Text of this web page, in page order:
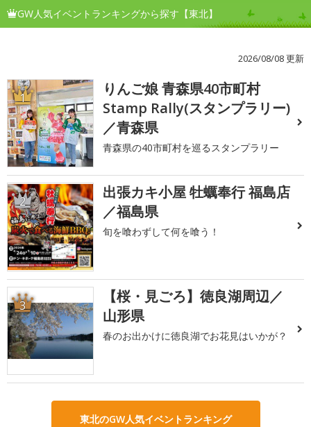
GW人気イベントランキングから探す【東北】
2026/08/08 更新
1
りんご娘 青森県40市町村
Stamp Rally(スタンプラリー)
／青森県
青森県の40市町村を巡るスタンプラリー
2
出張カキ小屋 牡蠣奉行 福島店
／福島県
旬を喰わずして何を喰う！
3
【桜・見ごろ】徳良湖周辺／
山形県
春のお出かけに徳良湖でお花見はいかが？
東北のGW人気イベントランキング